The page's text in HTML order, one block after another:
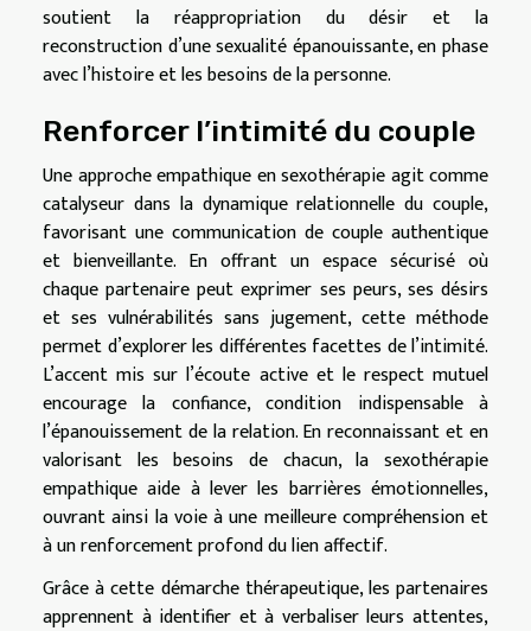
soutient la réappropriation du désir et la
reconstruction d’une sexualité épanouissante, en phase
avec l’histoire et les besoins de la personne.
Renforcer l’intimité du couple
Une approche empathique en sexothérapie agit comme
catalyseur dans la dynamique relationnelle du couple,
favorisant une communication de couple authentique
et bienveillante. En offrant un espace sécurisé où
chaque partenaire peut exprimer ses peurs, ses désirs
et ses vulnérabilités sans jugement, cette méthode
permet d’explorer les différentes facettes de l’intimité.
L’accent mis sur l’écoute active et le respect mutuel
encourage la confiance, condition indispensable à
l’épanouissement de la relation. En reconnaissant et en
valorisant les besoins de chacun, la sexothérapie
empathique aide à lever les barrières émotionnelles,
ouvrant ainsi la voie à une meilleure compréhension et
à un renforcement profond du lien affectif.
Grâce à cette démarche thérapeutique, les partenaires
apprennent à identifier et à verbaliser leurs attentes,